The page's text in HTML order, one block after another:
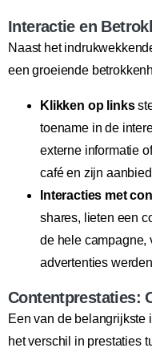
Interactie en
Naast het
een groeiende
Klikken op links
toename in de
externe informatie
café en zijn
Interacties met
shares, lieten een
de hele campagne,
advertenties
Contentprestaties:
Een van de belangrijkste
het verschil in prestaties